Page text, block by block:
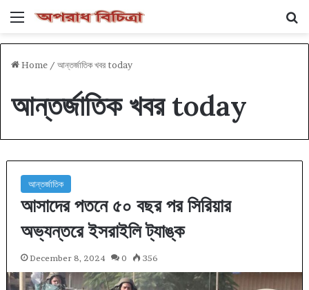
Menu
Home / আন্তর্জাতিক খবর today
আন্তর্জাতিক খবর today
আন্তর্জাতিক
আসাদের পতনে ৫০ বছর পর সিরিয়ার
অভ্যন্তরে ইসরাইলি ট্যাঙ্ক
December 8, 2024 0 356